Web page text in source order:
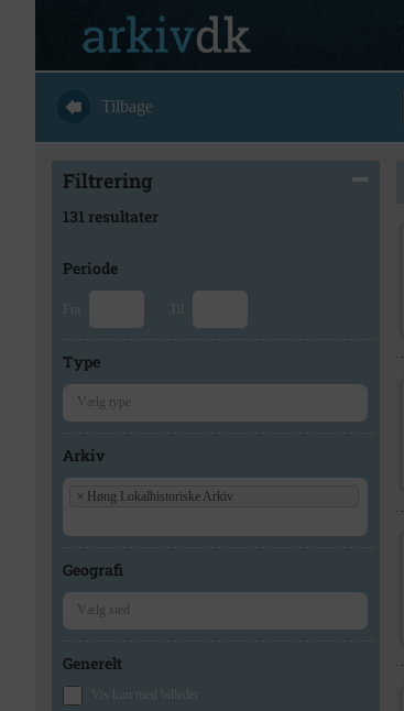
Tilbage
Filtrering
131 resultater
Periode
Fra Til
Type
Arkiv
× Høng Lokalhistoriske Arkiv
Geografi
Generelt
Vis kun med billeder